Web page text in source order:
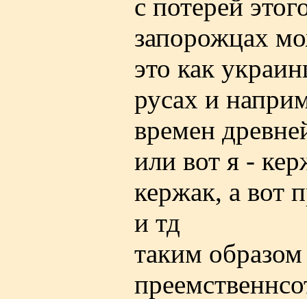
с потерей
запорожцах
это как
русах и
времен
или вот я -
кержак, а вот
и тд
таким